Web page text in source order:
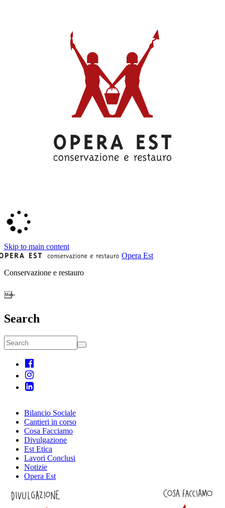
Skip to main content
Opera Est
Conservazione e restauro
Toggle
Search
Search
Search
User
account
menu
Main
navigation
Bilancio Sociale
Cantieri in corso
Cosa Facciamo
Divulgazione
Est Etica
Lavori Conclusi
Notizie
Opera Est